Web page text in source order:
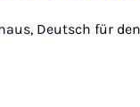
Deutsch für